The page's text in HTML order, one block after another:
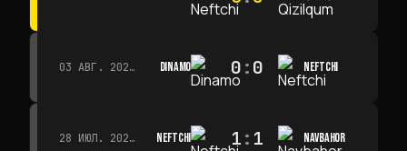
03 АВГ. 2026 Г. · 15:30 DINAMO 0:0 NEFTCHI
28 ИЮЛ. 2026 Г. · 15:00 NEFTCHI 1: 1 NAVBAHOR